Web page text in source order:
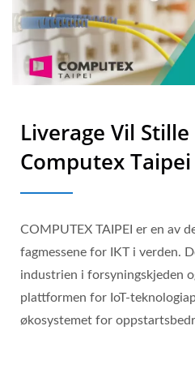
Liverage Vil Stille
Computex
COMPUTEX TAIPEI er en av
fagmessene for IKT i verden.
industrien i forsyningskjeden
plattformen for IoT-
økosystemet for